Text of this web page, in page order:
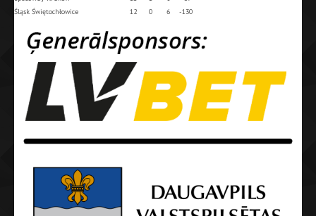
Śląsk Świętochłowice
12 0 6 -130